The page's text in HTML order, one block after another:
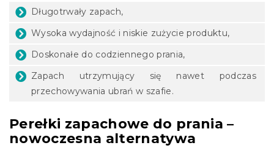
Długotrwały zapach,
Wysoka wydajność i niskie zużycie produktu,
Doskonałe do codziennego prania,
Zapach utrzymujący się nawet podczas
przechowywania ubrań w szafie.
Perełki zapachowe do prania –
nowoczesna alternatywa